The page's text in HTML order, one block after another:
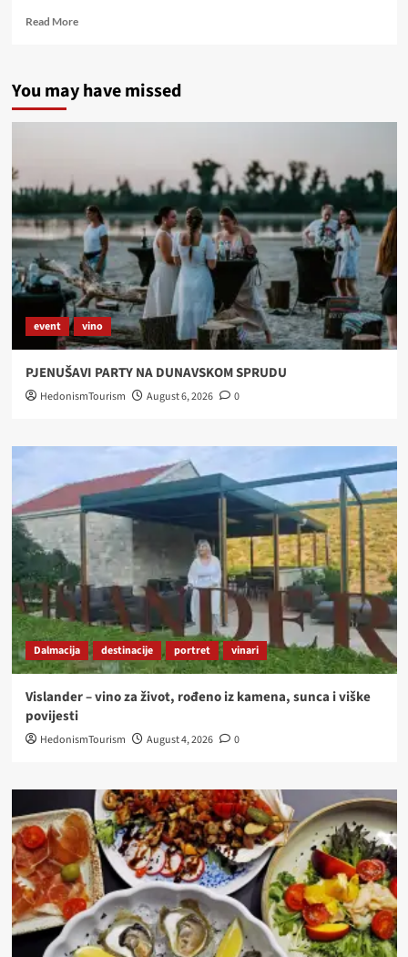
Read MoreRead
Zalazak
vinogradu
Stupniku
uz
jazz
Lela
Kaplowitz
quinteta
You may have missed
event vino
PJENUŠAVI PARTY NA DUNAVSKOM SPRUDU
HedonismTourism August 6, 2026 0
Dalmacija destinacije portret vinari
Vislander – vino za život, rođeno iz kamena, sunca i viške
povijesti
HedonismTourism August 4, 2026 0